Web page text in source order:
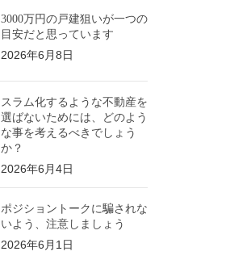
3000万円の戸建狙いが一つの
目安だと思っています
2026年6月8日
スラム化するような不動産を
選ばないためには、どのよう
な事を考えるべきでしょう
か？
2026年6月4日
ポジショントークに騙されな
いよう、注意しましょう
2026年6月1日